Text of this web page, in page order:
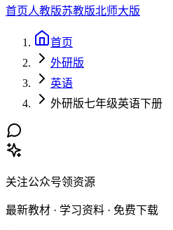
首页人教版苏教版北师大版
首页
外研版
英语
外研版七年级英语下册
关注公众号领资源
最新教材 · 学习资料 · 免费下载